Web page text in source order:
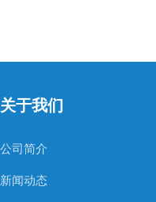
关于我们
公司简介
新闻动态